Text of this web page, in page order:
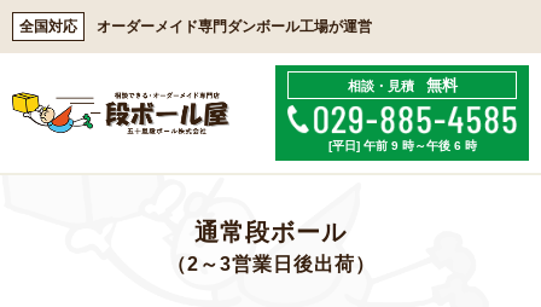
全国対応 オーダーメイド専門ダンボール工場が運営
相談・見積 無料
[平日] 午前 9 時～午後 6 時
通常段ボール
（2～3営業日後出荷）